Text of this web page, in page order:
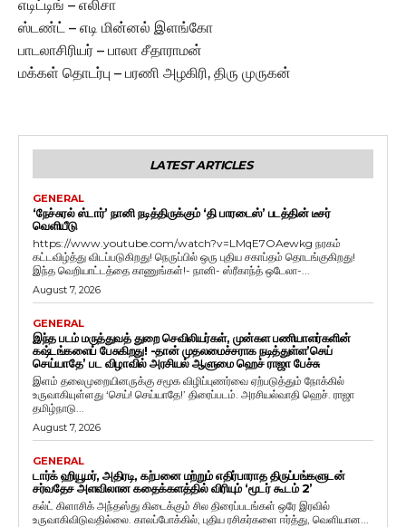
எடிட்டிங் – எலிசா
ஸ்டண்ட் – எடி மின்னல் இளங்கோ
பாடலாசிரியர் – பாலா சீதாராமன்
மக்கள் தொடர்பு – பரணி அழகிரி, திரு முருகன்
LATEST ARTICLES
GENERAL
‘நேச்சுரல் ஸ்டார்’ நானி நடித்திருக்கும் ‘தி பாரடைஸ்’ படத்தின் டீசர்
வெளியீடு
https://www.youtube.com/watch?v=LMqE7OAewkg நரகம்
கட்டவிழ்த்து விடப்படுகிறது! நெருப்பில் ஒரு புதிய சகாப்தம் தொடங்குகிறது!
இந்த வெறியாட்டத்தை காணுங்கள்!- நானி- ஸ்ரீகாந்த் ஒடேலா-...
August 7, 2026
GENERAL
இந்த படம் மருத்துவத் துறை செவிலியர்கள், முன்கள பணியாளர்களின்
கஷ்டங்களைப் பேசுகிறது! -தான் முதலமைச்சராக நடித்துள்ள’செய்
செய்யாதே’ பட விழாவில் அரசியல் ஆளுமை ஹெச் ராஜா பேச்சு
இளம் தலைமுறையினருக்கு சமூக விழிப்புணர்வை ஏற்படுத்தும் நோக்கில்
உருவாகியுள்ளது ‘செய்! செய்யாதே!’ திரைப்படம். அரசியல்வாதி ஹெச். ராஜா
தமிழ்நாடு...
August 7, 2026
GENERAL
டார்க் ஹியூமர், அதிரடி, கற்பனை மற்றும் எதிர்பாராத திருப்பங்களுடன்
சர்வதேச அளவிலான கதைக்களத்தில் விரியும் ‘மூடர் கூடம் 2’
கல்ட் கிளாசிக் அந்தஸ்து கிடைக்கும் சில திரைப்படங்கள் ஒரே இரவில்
உருவாகிவிடுவதில்லை. காலப்போக்கில், புதிய ரசிகர்களை ஈர்த்து, வெளியான...